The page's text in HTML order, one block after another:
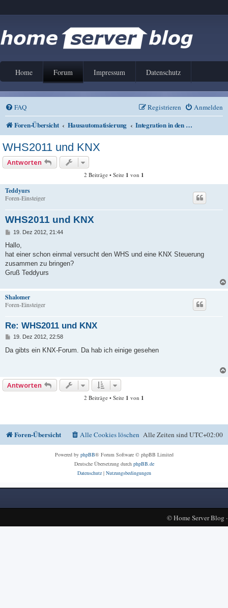
Home Forum Impressum Datenschutz
FAQ Anmelden
Registrieren
Foren-Übersicht Hausautomatisierung Integration in den Home Server
WHS2011 und KNX
Antworten
2 Beiträge • Seite 1 von 1
Teddyurs
Foren-Einsteiger
WHS2011 und KNX
B
i
r
a
19. Dez 2012, 21:44
Hallo,
hat einer schon einmal versucht den WHS und eine KNX Steuerung
zusammen zu bringen?
Gruß Teddyurs
Shalomer
Foren-Einsteiger
Re: WHS2011 und KNX
B
i
19. Dez 2012, 22:58
Da gibts ein KNX-Forum. Da hab ich einige gesehen
Antworten
2 Beiträge • Seite 1 von 1
Foren-Übersicht Alle Zeiten sindUTC+02:00
Alle Cookies löschen
Powered by phpBB® Forum Software © phpBB Limited
Deutsche Übersetzung durch phpBB.de
Datenschutz| Nutzungsbedingungen
©Home Server Blog